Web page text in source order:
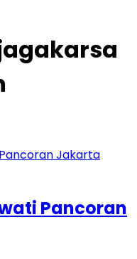
Pancoran